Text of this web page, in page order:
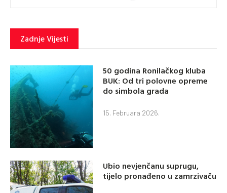
Zadnje Vijesti
50 godina Ronilačkog kluba
BUK: Od tri polovne opreme
do simbola grada
15. Februara 2026.
Ubio nevjenčanu suprugu,
tijelo pronađeno u zamrzivaču